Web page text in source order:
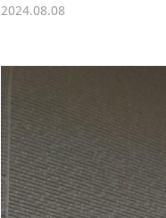
2024.08.08